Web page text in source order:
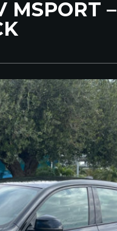
MSPORT –